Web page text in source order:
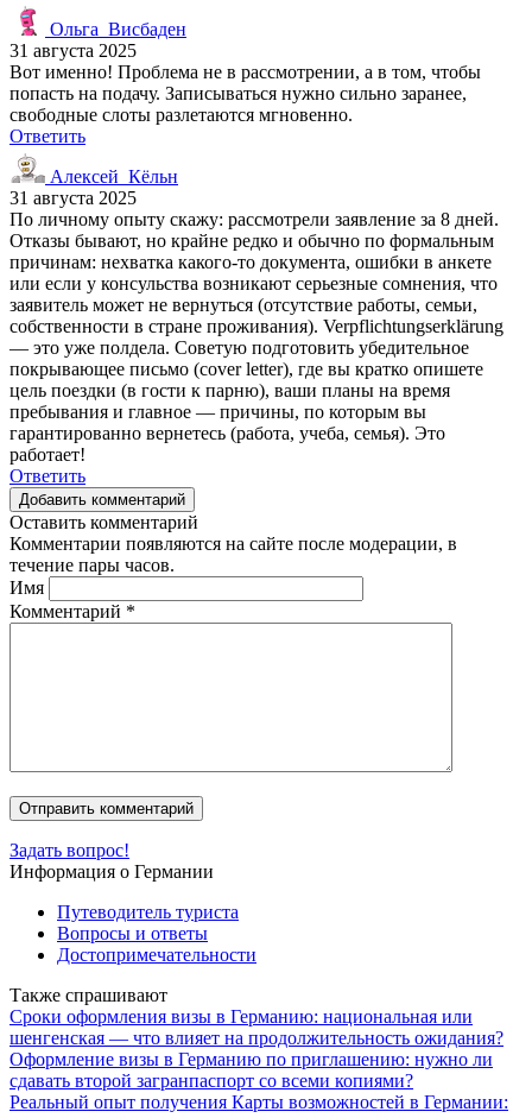
Ольга_Висбаден
31 августа 2025
Вот именно! Проблема не в рассмотрении, а в том, чтобы
попасть на подачу. Записываться нужно сильно заранее,
свободные слоты разлетаются мгновенно.
Ответить
Алексей_Кёльн
31 августа 2025
По личному опыту скажу: рассмотрели заявление за 8 дней.
Отказы бывают, но крайне редко и обычно по формальным
причинам: нехватка какого-то документа, ошибки в анкете
или если у консульства возникают серьезные сомнения, что
заявитель может не вернуться (отсутствие работы, семьи,
собственности в стране проживания). Verpflichtungserklärung
— это уже полдела. Советую подготовить убедительное
покрывающее письмо (cover letter), где вы кратко опишете
цель поездки (в гости к парню), ваши планы на время
пребывания и главное — причины, по которым вы
гарантированно вернетесь (работа, учеба, семья). Это
работает!
Ответить
Добавить комментарий
Оставить комментарий
Комментарии появляются на сайте после модерации, в
течение пары часов.
Имя
Комментарий *
Задать вопрос!
Информация о Германии
Путеводитель туриста
Вопросы и ответы
Достопримечательности
Также спрашивают
Сроки оформления визы в Германию: национальная или
шенгенская — что влияет на продолжительность ожидания?
Оформление визы в Германию по приглашению: нужно ли
сдавать второй загранпаспорт со всеми копиями?
Реальный опыт получения Карты возможностей в Германии: